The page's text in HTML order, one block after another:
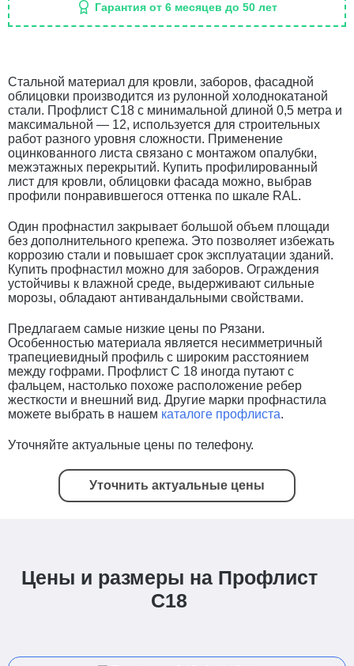
Гарантия от 6 месяцев до 50 лет
Стальной материал для кровли, заборов, фасадной
облицовки производится из рулонной холоднокатаной
стали. Профлист С18 с минимальной длиной 0,5 метра и
максимальной — 12, используется для строительных
работ разного уровня сложности. Применение
оцинкованного листа связано с монтажом опалубки,
межэтажных перекрытий. Купить профилированный
лист для кровли, облицовки фасада можно, выбрав
профили понравившегося оттенка по шкале RAL.
Один профнастил закрывает большой объем площади
без дополнительного крепежа. Это позволяет избежать
коррозию стали и повышает срок эксплуатации зданий.
Купить профнастил можно для заборов. Ограждения
устойчивы к влажной среде, выдерживают сильные
морозы, обладают антивандальными свойствами.
Предлагаем самые низкие цены по Рязани.
Особенностью материала является несимметричный
трапециевидный профиль с широким расстоянием
между гофрами. Профлист С 18 иногда путают с
фальцем, настолько похоже расположение ребер
жесткости и внешний вид. Другие марки профнастила
можете выбрать в нашем каталоге профлиста.
Уточняйте актуальные цены по телефону.
Уточнить актуальные цены
Цены и размеры на Профлист
С18